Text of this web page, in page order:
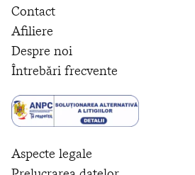
Contact
Afiliere
Despre noi
Întrebări frecvente
Aspecte legale